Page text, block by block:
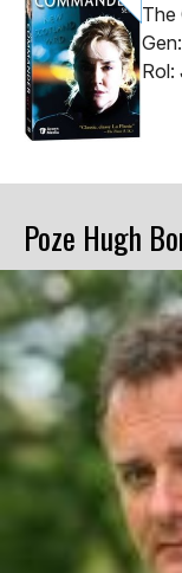
The
Rol:
Poze Hugh